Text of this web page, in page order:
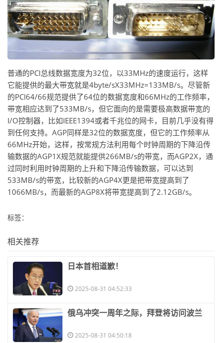
普通的PCI总线数据宽度为32位，以33MHz的速度运行，这样
它能提供的最大带宽就是4byte/sX33MHz=133MB/s。尽管新
的PCI64/66规范提供了64位的数据宽度和66MHz的工作频率，
带宽相应达到了533MB/s，但它面向的是需要极高数据带宽的
I/O控制器，比如IEEE1394或者千兆位的网卡，目前几乎没有得
到任何支持。AGP同样是32位的数据宽度，但它的工作频率从
66MHz开始，这样，按常规方法利用每个时钟周期的下降沿传
输数据的AGP1X规范就能提供266MB/s的带宽，而AGP2X，通
过同时利用时钟周期的上升和下降沿传输数据，可以达到
533MB/s的带宽，比较新的AGP4X更是把带宽提高到了
1066MB/s，而最新的AGP8X将带宽提高到了2.12GB/s。
标签：
相关推荐
​日本首相道歉！
2025-08-31 04:52:33
​俄乌冲突一周年之际，拜登将访问波兰
2025-08-31 04:50:18